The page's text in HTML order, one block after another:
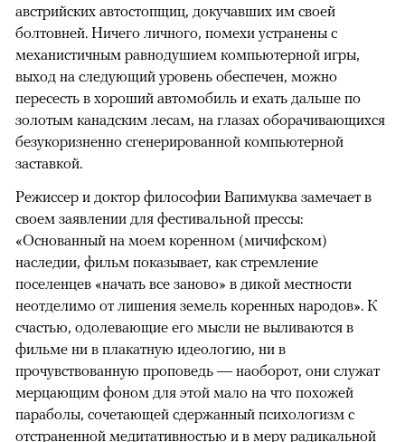
австрийских автостопщиц, докучавших им своей
болтовней. Ничего личного, помехи устранены с
механистичным равнодушием компьютерной игры,
выход на следующий уровень обеспечен, можно
пересесть в хороший автомобиль и ехать дальше по
золотым канадским лесам, на глазах оборачивающихся
безукоризненно сгенерированной компьютерной
заставкой.
Режиссер и доктор философии Вапимуква замечает в
своем заявлении для фестивальной прессы:
«Основанный на моем коренном (мичифском)
наследии, фильм показывает, как стремление
поселенцев «начать все заново» в дикой местности
неотделимо от лишения земель коренных народов». К
счастью, одолевающие его мысли не выливаются в
фильме ни в плакатную идеологию, ни в
прочувствованную проповедь — наоборот, они служат
мерцающим фоном для этой мало на что похожей
параболы, сочетающей сдержанный психологизм с
отстраненной медитативностью и в меру радикальной